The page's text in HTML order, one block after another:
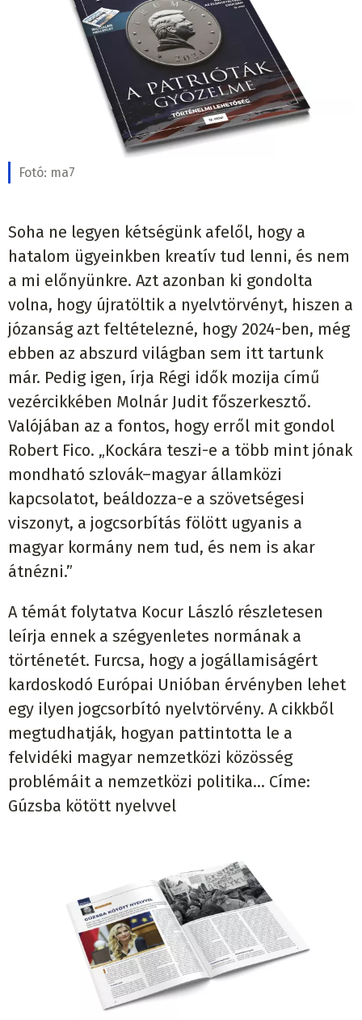
Fotó: ma7
Soha ne legyen kétségünk afelől, hogy a
hatalom ügyeinkben kreatív tud lenni, és nem
a mi előnyünkre. Azt azonban ki gondolta
volna, hogy újratöltik a nyelvtörvényt, hiszen a
józanság azt feltételezné, hogy 2024-ben, még
ebben az abszurd világban sem itt tartunk
már. Pedig igen, írja Régi idők mozija című
vezércikkében Molnár Judit főszerkesztő.
Valójában az a fontos, hogy erről mit gondol
Robert Fico. „Kockára teszi-e a több mint jónak
mondható szlovák–magyar államközi
kapcsolatot, beáldozza-e a szövetségesi
viszonyt, a jogcsorbítás fölött ugyanis a
magyar kormány nem tud, és nem is akar
átnézni.”
A témát folytatva Kocur László részletesen
leírja ennek a szégyenletes normának a
történetét. Furcsa, hogy a jogállamiságért
kardoskodó Európai Unióban érvényben lehet
egy ilyen jogcsorbító nyelvtörvény. A cikkből
megtudhatják, hogyan pattintotta le a
felvidéki magyar nemzetközi közösség
problémáit a nemzetközi politika… Címe:
Gúzsba kötött nyelvvel